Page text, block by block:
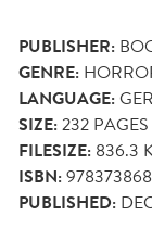
PUBLISHER:
GENRE:
LANGUAGE:
SIZE:232 PAGES
FILESIZE: 836.3
ISBN:
PUBLISHED: